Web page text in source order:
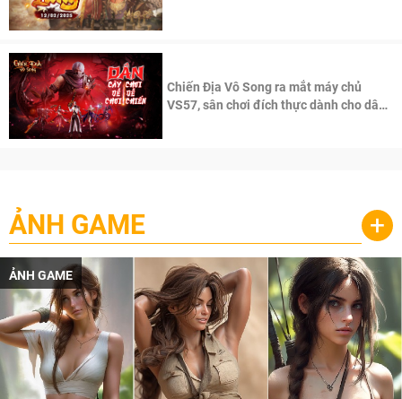
Chiến Địa Vô Song ra mắt máy chủ
VS57, sân chơi đích thực dành cho dân
ẢNH GAME +
ẢNH GAME